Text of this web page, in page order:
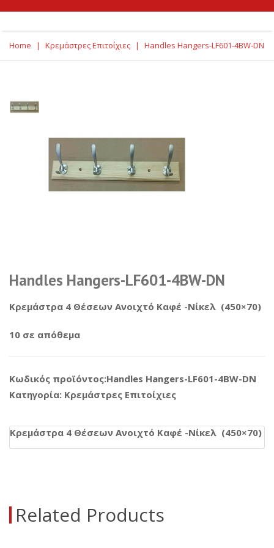
Home | Κρεμάστρες Επιτοίχιες | Handles Hangers-LF601-4BW-DN
Handles Hangers-LF601-4BW-DN
Κρεμάστρα 4 Θέσεων Ανοιχτό Καφέ -Νίκελ (450×70)
10 σε απόθεμα
Κωδικός προϊόντος:Handles Hangers-LF601-4BW-DN
Κατηγορία: Κρεμάστρες Επιτοίχιες
Κρεμάστρα 4 Θέσεων Ανοιχτό Καφέ -Νίκελ (450×70)
Related Products